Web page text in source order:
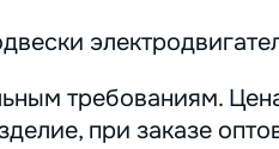
требованиям.
при заказе